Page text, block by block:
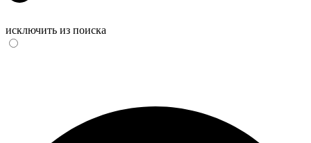
исключить из поиска